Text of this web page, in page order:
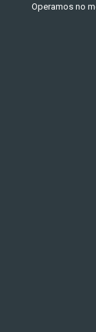
Operamos no